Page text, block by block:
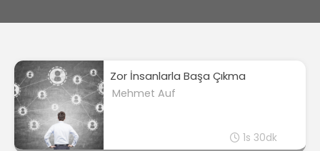
Zor İnsanlarla Başa Çıkma
Mehmet Auf
1s 30dk